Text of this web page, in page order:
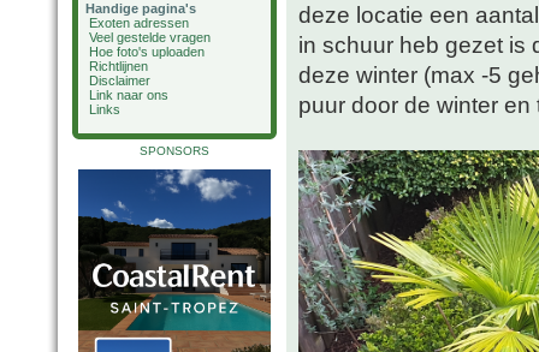
Handige pagina's
Exoten adressen
Veel gestelde vragen
Hoe foto's uploaden
Richtlijnen
Disclaimer
Link naar ons
Links
SPONSORS
deze locatie een
in schuur heb gezet is
deze winter (max -5
puur door de winter